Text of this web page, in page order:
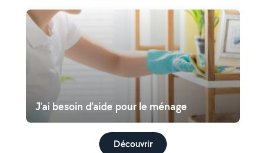
J'ai besoin d'aide pour le ménage
Découvrir